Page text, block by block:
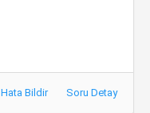
Hata Bildir Soru Detay